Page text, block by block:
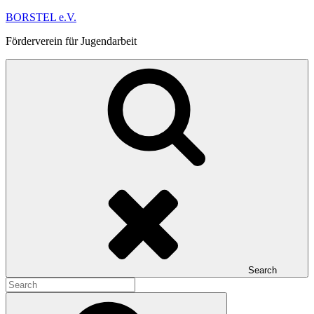
Skip
content
BORSTEL e.V.
Förderverein für Jugendarbeit
Search
Search
for: